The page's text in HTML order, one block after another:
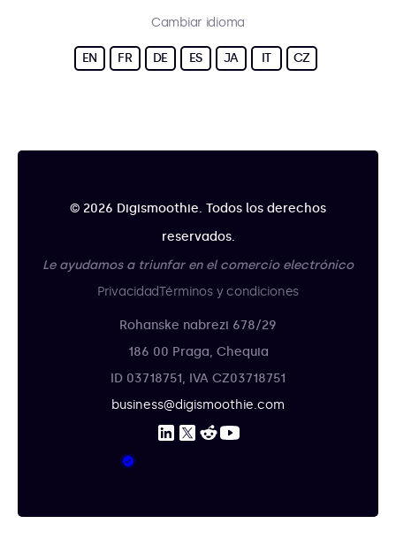
Cambiar idioma
EN FR DE ES JA IT CZ
© 2026 Digismoothie. Todos los derechos
reservados.
Le ayudamos a triunfar en el comercio electrónico
PrivacidadTérminos y condiciones
Rohanske nabrezi 678/29
186 00 Praga, Chequia
ID 03718751, IVA CZ03718751
business@digismoothie.com